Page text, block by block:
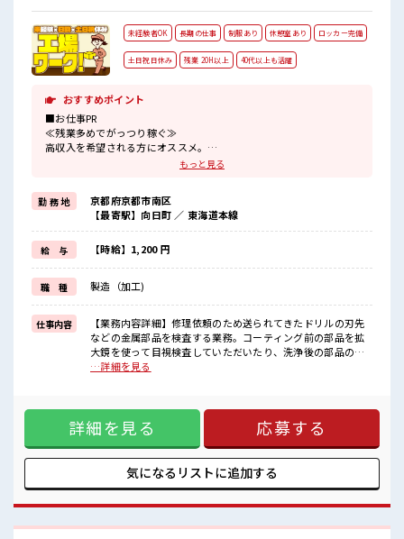
未経験者OK 長期の仕事 制服あり 休憩室あり ロッカー完備
土日祝日休み 残業 20H以上 40代以上も活躍
おすすめポイント
■お仕事PR
≪残業多めでがっつり稼ぐ≫
高収入を希望される方にオススメ。
残業は月20時間以上あります♪
家族や友人と一緒にプライベート満喫！
≪機能的な制服アリ≫
制服があるので、
毎日の服装の悩み解消♪
≪初めての仕事だけど自分にもできそう≫
新しいことにチャレンジするのは不安だけど、
しっかり働く環境が整っています！
イチからスキルUP・ステップUP目指していきましょう！
≪自分に向いている仕事が探せる≫
困った事などがあれば、
担当がしっかりサポートします！
■職場の雰囲気
持ち物が多いあなたにもぴったり☆
ロッカー付き職場♪
残業多め！
稼ぎたい方は必見！
もっと見る
勤 務 地
京都府京都市南区
【最寄駅】向日町 ／ 東海道本線
給 与 【時給】1,200 円
職 種 製造（加工)
仕事内容
【業務内容詳細】修理依頼のため送られてきたドリルの刃先
などの金属部品を検査する業務。コーティング前の部品を拡
大鏡を使って目視検査していただいたり、洗浄後の部品の検
査をしていただきます。【取扱製品情報】修理依頼のため送
業多めでがっつり稼ぐ≫ 高収入を希望される方にオススメ。
残業は月20時間以上あります♪ ≪土日祝休のお仕事≫ 家族や
友人と一緒にプライベート満喫！ ≪機能的な制服アリ≫ 制服
があるので、 毎日の服装の悩み解消♪ ≪初めての仕事だけど
自分にもできそう≫ 新しいことにチャレンジするのは不安だ
けど、 しっかり働く環境が整っています！ イチからスキル
る仕事が探せる≫ 困った事などがあれば、 担当がしっかりサ
ポートします！ ■職場の雰囲気 休憩室で自分タイム！ のんび
…詳細を見る
詳細を見る 応募する
気になるリストに追加する